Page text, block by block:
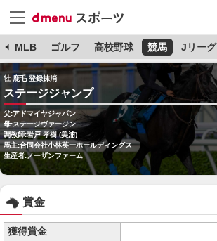
MLB ゴルフ 高校野球 競馬 Jリーグ
牡 鹿毛 登録抹消
ステージジャンプ
父:アドマイヤジャパン
母:ステージヴァージン
調教師:岩戸 孝樹 (美浦)
馬主:合同会社小林英一ホールディングス
生産者:ノーザンファーム
賞金
獲得賞金